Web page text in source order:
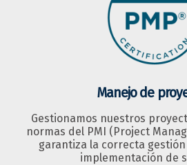
Manejo de
Gestionamos nuestros
normas del PMI (Project
garantiza la correcta
implementación de